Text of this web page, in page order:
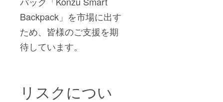
Backpack」を市場に出す
ため、皆様のご支援を期
待しています。
リスクについ